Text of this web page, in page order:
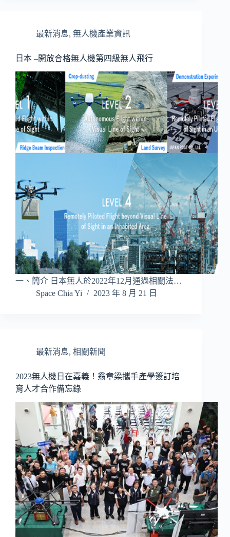
最新消息, 無人機產業資訊
日本 –開放合格無人機第四級無人飛行
一、簡介 日本無人於2022年12月通過相關法…
Space Chia Yi
2023 年 8 月 21 日
最新消息, 相關新聞
2023無人機日在嘉義！翁章梁攜手產學簽訂培
育人才合作備忘錄